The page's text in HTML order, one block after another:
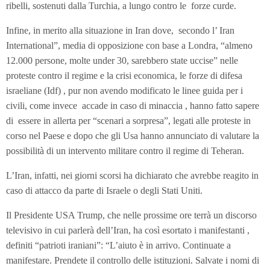
ribelli, sostenuti dalla Turchia, a lungo contro le forze curde.
Infine, in merito alla situazione in Iran dove, secondo l’ Iran
International”, media di opposizione con base a Londra, “almeno
12.000 persone, molte under 30, sarebbero state uccise” nelle
proteste contro il regime e la crisi economica, le forze di difesa
israeliane (Idf) , pur non avendo modificato le linee guida per i
civili, come invece accade in caso di minaccia , hanno fatto sapere
di essere in allerta per “scenari a sorpresa”, legati alle proteste in
corso nel Paese e dopo che gli Usa hanno annunciato di valutare la
possibilità di un intervento militare contro il regime di Teheran.
L’Iran, infatti, nei giorni scorsi ha dichiarato che avrebbe reagito in
caso di attacco da parte di Israele o degli Stati Uniti.
Il Presidente USA Trump, che nelle prossime ore terrà un discorso
televisivo in cui parlerà dell’Iran, ha così esortato i manifestanti ,
definiti “patrioti iraniani”: “L’aiuto è in arrivo. Continuate a
manifestare. Prendete il controllo delle istituzioni. Salvate i nomi di